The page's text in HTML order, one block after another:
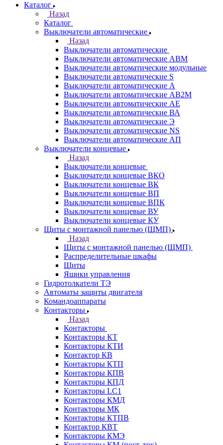
Каталог
Назад
Каталог
Выключатели автоматические
Назад
Выключатели автоматические
Выключатели автоматические АВМ
Выключатели автоматические модульные
Выключатели автоматические S
Выключатели автоматические А
Выключатели автоматические АВ2М
Выключатели автоматические АЕ
Выключатели автоматические ВА
Выключатели автоматические Э
Выключатели автоматические NS
Выключатели автоматические АП
Выключатели концевые
Назад
Выключатели концевые
Выключатели концевые ВКО
Выключатели концевые ВК
Выключатели концевые ВП
Выключатели концевые ВПК
Выключатели концевые ВУ
Выключатели концевые КУ
Щиты с монтажной панелью (ЩМП)
Назад
Щиты с монтажной панелью (ЩМП)
Распределительные шкафы
Щиты
Ящики управления
Гидротолкатели ТЭ
Автоматы защиты двигателя
Командоаппараты
Контакторы
Назад
Контакторы
Контакторы КТ
Контакторы КТИ
Контактор КВ
Контакторы КТП
Контакторы КПВ
Контакторы КПД
Контакторы LC1
Контакторы КМД
Контакторы МК
Контакторы КТПВ
Контактор КВТ
Контакторы КМЭ